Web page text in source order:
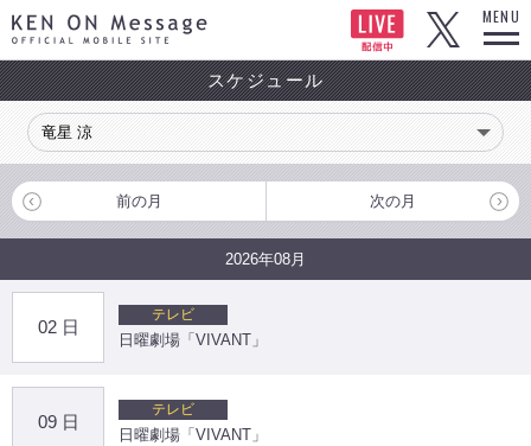
KEN ON Message OFFICIAL MOBILE SITE
MENU
スケジュール
前の月 次の月
2026年08月
02 日
テレビ
日曜劇場「VIVANT」
09 日
テレビ
日曜劇場「VIVANT」